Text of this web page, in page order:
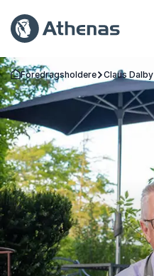
Tilbage til forsiden
Foredragsholdere Claus Dalby